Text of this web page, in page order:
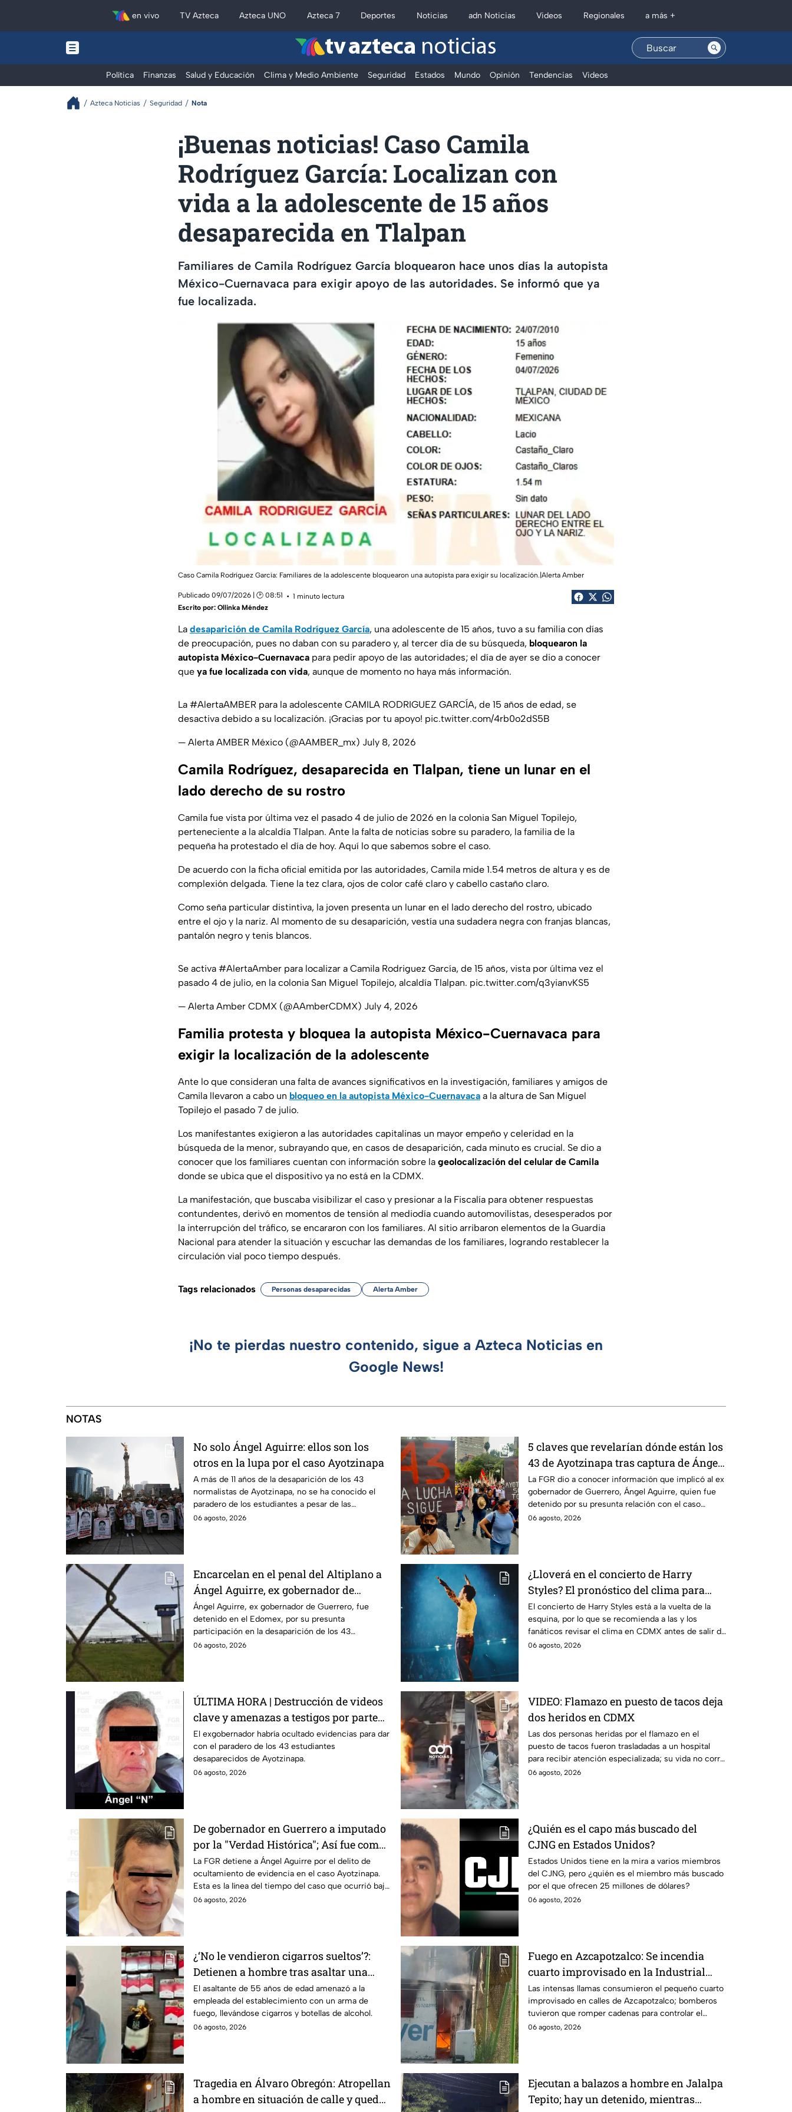
en vivo TV Azteca Azteca UNO Azteca 7 Deportes Noticias adn Noticias Videos Regionales a más +
tv azteca noticias
Política Finanzas Salud y Educación Clima y Medio Ambiente Seguridad Estados Mundo Opinión Tendencias Videos
Azteca Noticias Seguridad Nota
¡Buenas noticias! Caso Camila
Rodríguez García: Localizan con
vida a la adolescente de 15 años
desaparecida en Tlalpan
Familiares de Camila Rodríguez García bloquearon hace unos días la autopista
México-Cuernavaca para exigir apoyo de las autoridades. Se informó que ya
fue localizada.
Caso Camila Rodríguez García: Familiares de la adolescente bloquearon una autopista para exigir su localización.|Alerta Amber
Publicado 09/07/2026 | 🕑 08:51
1 minuto lectura
Escrito por: Ollinka Méndez
La desaparición de Camila Rodríguez García, una adolescente de 15 años, tuvo a su familia con días
de preocupación, pues no daban con su paradero y, al tercer día de su búsqueda, bloquearon la
autopista México-Cuernavaca para pedir apoyo de las autoridades; el día de ayer se dio a conocer
que ya fue localizada con vida, aunque de momento no haya más información.
La #AlertaAMBER para la adolescente CAMILA RODRIGUEZ GARCÍA, de 15 años de edad, se
desactiva debido a su localización. ¡Gracias por tu apoyo! pic.twitter.com/4rb0o2dS5B
— Alerta AMBER México (@AAMBER_mx) July 8, 2026
Camila Rodríguez, desaparecida en Tlalpan, tiene un lunar en el
lado derecho de su rostro
Camila fue vista por última vez el pasado 4 de julio de 2026 en la colonia San Miguel Topilejo,
perteneciente a la alcaldía Tlalpan. Ante la falta de noticias sobre su paradero, la familia de la
pequeña ha protestado el día de hoy. Aquí lo que sabemos sobre el caso.
De acuerdo con la ficha oficial emitida por las autoridades, Camila mide 1.54 metros de altura y es de
complexión delgada. Tiene la tez clara, ojos de color café claro y cabello castaño claro.
Como seña particular distintiva, la joven presenta un lunar en el lado derecho del rostro, ubicado
entre el ojo y la nariz. Al momento de su desaparición, vestía una sudadera negra con franjas blancas,
pantalón negro y tenis blancos.
Se activa #AlertaAmber para localizar a Camila Rodriguez García, de 15 años, vista por última vez el
pasado 4 de julio, en la colonia San Miguel Topilejo, alcaldía Tlalpan. pic.twitter.com/q3yianvKS5
— Alerta Amber CDMX (@AAmberCDMX) July 4, 2026
Familia protesta y bloquea la autopista México-Cuernavaca para
exigir la localización de la adolescente
Ante lo que consideran una falta de avances significativos en la investigación, familiares y amigos de
Camila llevaron a cabo un bloqueo en la autopista México-Cuernavaca a la altura de San Miguel
Topilejo el pasado 7 de julio.
Los manifestantes exigieron a las autoridades capitalinas un mayor empeño y celeridad en la
búsqueda de la menor, subrayando que, en casos de desaparición, cada minuto es crucial. Se dio a
conocer que los familiares cuentan con información sobre la geolocalización del celular de Camila
donde se ubica que el dispositivo ya no está en la CDMX.
La manifestación, que buscaba visibilizar el caso y presionar a la Fiscalía para obtener respuestas
contundentes, derivó en momentos de tensión al mediodía cuando automovilistas, desesperados por
la interrupción del tráfico, se encararon con los familiares. Al sitio arribaron elementos de la Guardia
Nacional para atender la situación y escuchar las demandas de los familiares, logrando restablecer la
circulación vial poco tiempo después.
Tags relacionados Personas desaparecidas Alerta Amber
¡No te pierdas nuestro contenido, sigue a Azteca Noticias en
Google News!
NOTAS
No solo Ángel Aguirre: ellos son los
otros en la lupa por el caso Ayotzinapa
A más de 11 años de la desaparición de los 43
normalistas de Ayotzinapa, no se ha conocido el
paradero de los estudiantes a pesar de las
detenciones por el caso.
06 agosto, 2026
5 claves que revelarían dónde están los
43 de Ayotzinapa tras captura de Ángel
Aguirre, ex gobernador de Guerrero
La FGR dio a conocer información que implicó al ex
gobernador de Guerrero, Ángel Aguirre, quien fue
detenido por su presunta relación con el caso
Ayotzinapa.
06 agosto, 2026
Encarcelan en el penal del Altiplano a
Ángel Aguirre, ex gobernador de
Guerrero por caso Ayotzinapa
Ángel Aguirre, ex gobernador de Guerrero, fue
detenido en el Edomex, por su presunta
participación en la desaparición de los 43
normalistas de Ayotzinapa.
06 agosto, 2026
¿Lloverá en el concierto de Harry
Styles? El pronóstico del clima para
este viernes en CDMX
El concierto de Harry Styles está a la vuelta de la
esquina, por lo que se recomienda a las y los
fanáticos revisar el clima en CDMX antes de salir de
casa.
06 agosto, 2026
ÚLTIMA HORA | Destrucción de videos
clave y amenazas a testigos por parte
de exgobernador Ángel Aguirre: FGR
El exgobernador habría ocultado evidencias para dar
con el paradero de los 43 estudiantes
desaparecidos de Ayotzinapa.
06 agosto, 2026
VIDEO: Flamazo en puesto de tacos deja
dos heridos en CDMX
Las dos personas heridas por el flamazo en el
puesto de tacos fueron trasladadas a un hospital
para recibir atención especializada; su vida no corre
peligro.
06 agosto, 2026
De gobernador en Guerrero a imputado
por la "Verdad Histórica"; Así fue como
Ángel Aguirre obstruyó la justicia en
caso Ayotzinapa
La FGR detiene a Ángel Aguirre por el delito de
ocultamiento de evidencia en el caso Ayotzinapa.
Esta es la línea del tiempo del caso que ocurrió bajo
su gestión en el estado.
06 agosto, 2026
¿Quién es el capo más buscado del
CJNG en Estados Unidos?
Estados Unidos tiene en la mira a varios miembros
del CJNG, pero ¿quién es el miembro más buscado
por el que ofrecen 25 millones de dólares?
06 agosto, 2026
¿‘No le vendieron cigarros sueltos’?:
Detienen a hombre tras asaltar una
tienda y llevarse más de 30 cajetillas en
Iztapalapa
El asaltante de 55 años de edad amenazó a la
empleada del establecimiento con un arma de
fuego, llevándose cigarros y botellas de alcohol.
06 agosto, 2026
Fuego en Azcapotzalco: Se incendia
cuarto improvisado en la Industrial
Vallejo; rompen cadenas para combatir
las llamas
Las intensas llamas consumieron el pequeño cuarto
improvisado en calles de Azcapotzalco; bomberos
tuvieron que romper cadenas para controlar el
incendio.
06 agosto, 2026
Tragedia en Álvaro Obregón: Atropellan
a hombre en situación de calle y queda
Ejecutan a balazos a hombre en Jalalpa
Tepito; hay un detenido, mientras